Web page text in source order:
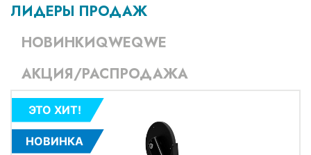
ЛИДЕРЫ ПРОДАЖ
НОВИНКИQWEQWE
АКЦИЯ/РАСПРОДАЖА
ЭТО ХИТ!
НОВИНКА